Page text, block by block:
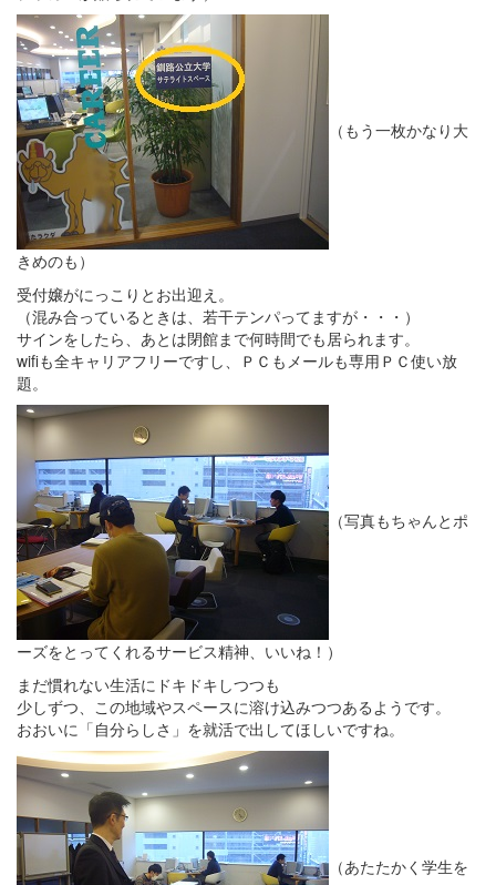
（もう一枚かなり大
きめのも）
受付嬢がにっこりとお出迎え。
（混み合っているときは、若干テンパってますが・・・）
サインをしたら、あとは閉館まで何時間でも居られます。
wifiも全キャリアフリーですし、ＰＣもメールも専用ＰＣ使い放
題。
（写真もちゃんとポ
ーズをとってくれるサービス精神、いいね！）
まだ慣れない生活にドキドキしつつも
少しずつ、この地域やスペースに溶け込みつつあるようです。
おおいに「自分らしさ」を就活で出してほしいですね。
（あたたかく学生を